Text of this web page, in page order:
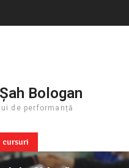
Bologan
de performanță
cursuri